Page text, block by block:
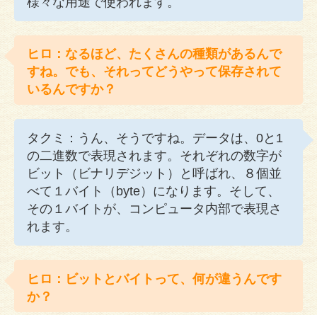
ヒロ：なるほど、たくさんの種類があるんで
すね。でも、それってどうやって保存されて
いるんですか？
タクミ：うん、そうですね。データは、0と1
の二進数で表現されます。それぞれの数字が
ビット（ビナリデジット）と呼ばれ、８個並
べて１バイト（byte）になります。そして、
その１バイトが、コンピュータ内部で表現さ
れます。
ヒロ：ビットとバイトって、何が違うんです
か？